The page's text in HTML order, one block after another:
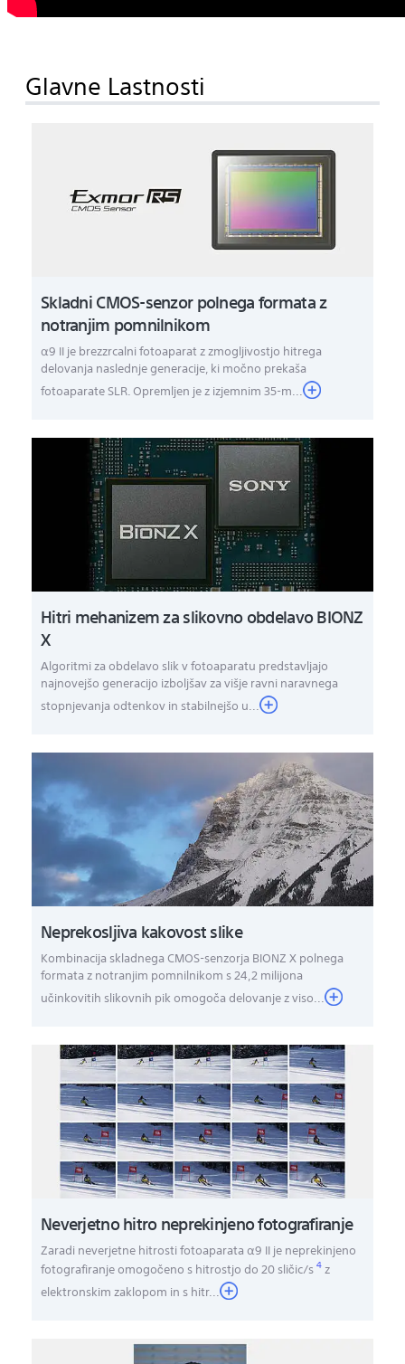
Glavne Lastnosti
Skladni CMOS-senzor polnega formata z
notranjim pomnilnikom
α9 II je brezzrcalni fotoaparat z zmogljivostjo hitrega
delovanja naslednje generacije, ki močno prekaša
fotoaparate SLR. Opremljen je z izjemnim 35-m...
Hitri mehanizem za slikovno obdelavo BIONZ
X
Algoritmi za obdelavo slik v fotoaparatu predstavljajo
najnovejšo generacijo izboljšav za višje ravni naravnega
stopnjevanja odtenkov in stabilnejšo u...
Neprekosljiva kakovost slike
Kombinacija skladnega CMOS-senzorja BIONZ X polnega
formata z notranjim pomnilnikom s 24,2 milijona
učinkovitih slikovnih pik omogoča delovanje z viso...
Neverjetno hitro neprekinjeno fotografiranje
Zaradi neverjetne hitrosti fotoaparata α9 II je neprekinjeno
fotografiranje omogočeno s hitrostjo do 20 sličic/s4z
elektronskim zaklopom in s hitr...